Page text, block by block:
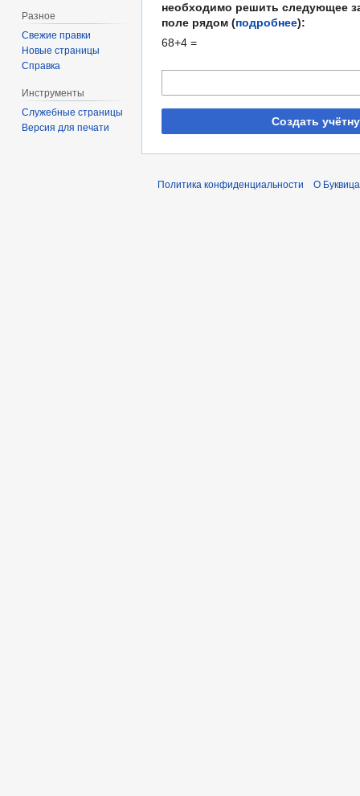
необходимо решить следующее
поле рядом (подробнее):
68+4 =
Создать
Разное
Свежие правки
Новые страницы
Справка
Инструменты
Служебные страницы
Версия для печати
Политика конфиденциальности О Буквица